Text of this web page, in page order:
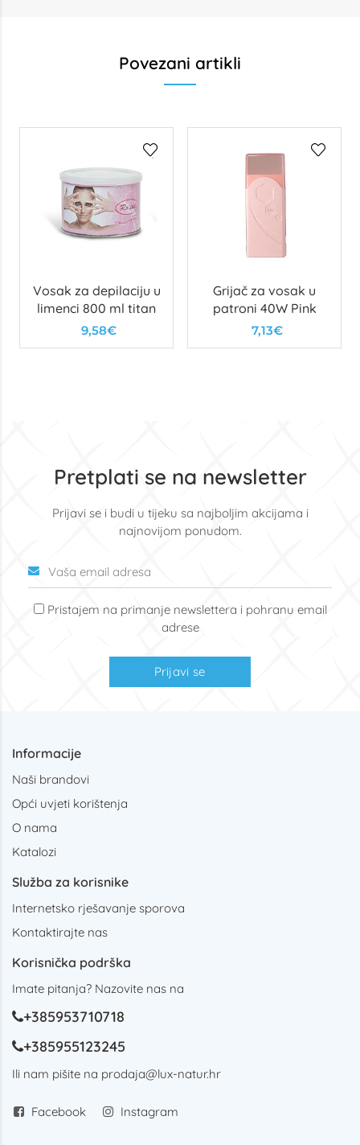
Povezani artikli
Vosak za depilaciju u
limenci 800 ml titan
9,58€
Grijač za vosak u
patroni 40W Pink
7,13€
Pretplati se na newsletter
Prijavi se i budi u tijeku sa najboljim akcijama i
najnovijom ponudom.
Pristajem na primanje newslettera i pohranu email
adrese
Prijavi se
Informacije
Naši brandovi
Opći uvjeti korištenja
O nama
Katalozi
Služba za korisnike
Internetsko rješavanje sporova
Kontaktirajte nas
Korisnička podrška
Imate pitanja? Nazovite nas na
+385953710718
+385955123245
Ili nam pišite na prodaja@lux-natur.hr
Facebook Instagram